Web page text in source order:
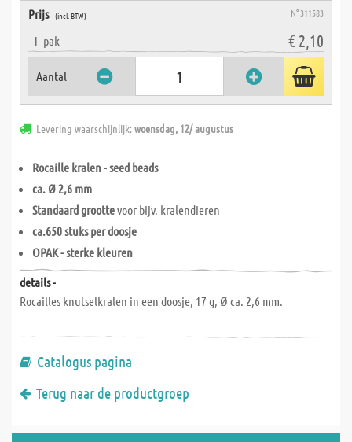
Prijs (incl. BTW) N° 311583
1 pak € 2,10
Aantal
Levering waarschijnlijk:woensdag, 12/ augustus
Rocaille kralen - seed beads
ca. Ø 2,6 mm
Standaard groottevoor bijv. kralendieren
ca.650 stuks per doosje
OPAK - sterke kleuren
details -
Rocailles knutselkralen in een doosje, 17 g, Ø ca. 2,6 mm.
Catalogus pagina
Terug naar de productgroep